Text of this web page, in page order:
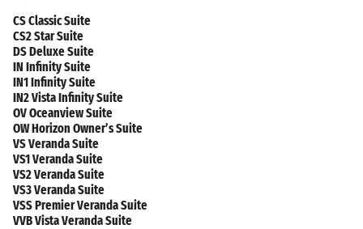
CS Classic Suite
CS2 Star Suite
DS Deluxe Suite
IN Infinity Suite
IN1 Infinity Suite
IN2 Vista Infinity Suite
OV Oceanview Suite
OW Horizon Owner’s Suite
VS Veranda Suite
VS1 Veranda Suite
VS2 Veranda Suite
VS3 Veranda Suite
VSS Premier Veranda Suite
VVB Vista Veranda Suite